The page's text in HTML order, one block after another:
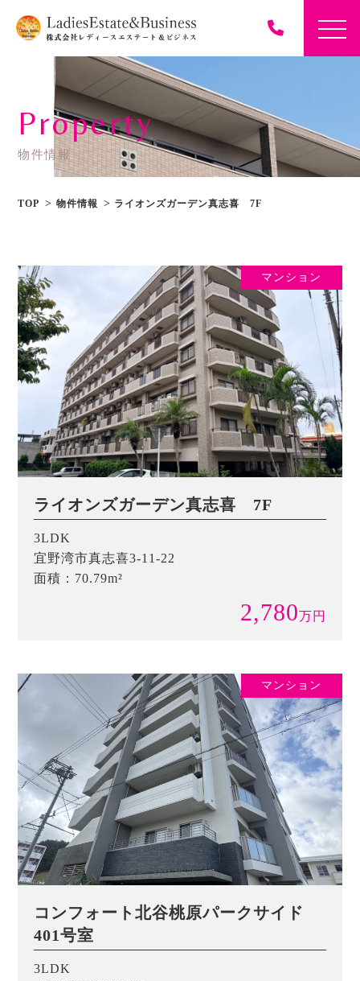
Property
物件情報
TOP 物件情報 ライオンズガーデン真志喜 7F
マンション
ライオンズガーデン真志喜 7F
3LDK
宜野湾市真志喜3-11-22
面積：70.79m²
2,780万円
マンション
コンフォート北谷桃原パークサイド
401号室
3LDK